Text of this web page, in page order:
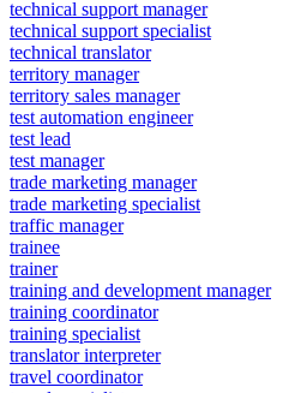
technical support manager
technical support specialist
technical translator
territory manager
territory sales manager
test automation engineer
test lead
test manager
trade marketing manager
trade marketing specialist
traffic manager
trainee
trainer
training and development manager
training coordinator
training specialist
translator interpreter
travel coordinator